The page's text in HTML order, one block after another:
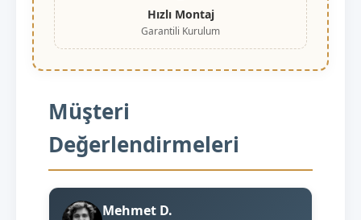
Hızlı Montaj
Garantili Kurulum
Müşteri
Değerlendirmeleri
Mehmet D.